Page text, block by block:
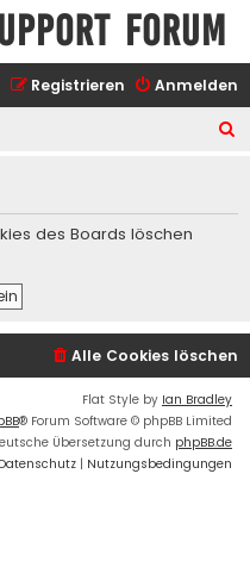
Forum
Anmelden
Registrieren
h
des Boards löschen
Alle Cookies löschen
Flat Style by Ian Bradley
® Forum Software © phpBB Limited
Übersetzung durch phpBB.de
Datenschutz | Nutzungsbedingungen